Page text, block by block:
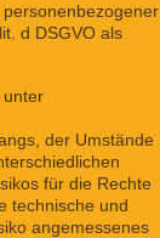
d DSGVO als
unter
der Umstände
für die Rechte
technische und
angemessenes